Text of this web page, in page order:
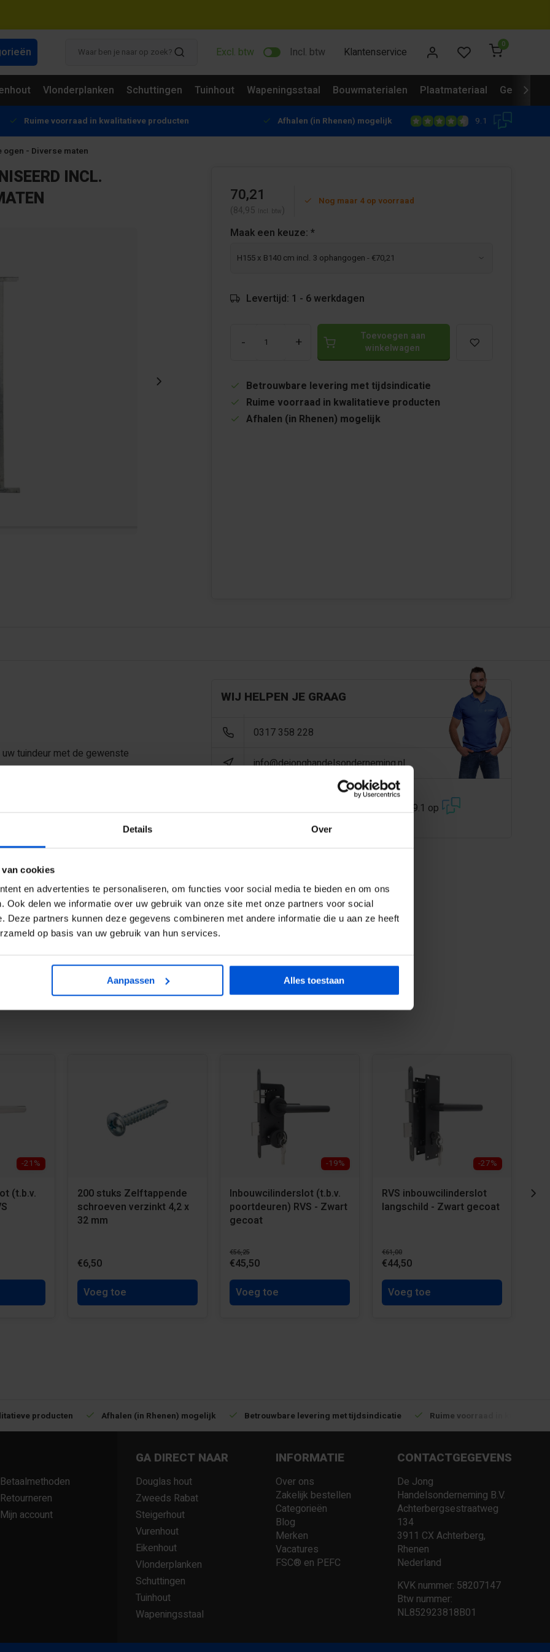
Details Over
cookies
en advertenties te personaliseren, om functies voor social media te bieden en om ons
Ook delen we informatie over uw gebruik van onze site met onze partners voor social
Deze partners kunnen deze gegevens combineren met andere informatie die u aan ze heeft
op basis van uw gebruik van hun services.
Aanpassen Alles toestaan
Excl. btw Incl. btw Klantenservice
0
Vlonderplanken Schuttingen Tuinhout Wapeningsstaal Bouwmaterialen Plaatmateriaal
Ruime voorraad in kwalitatieve producten Afhalen (in Rhenen) mogelijk 9.1
- Diverse maten
INCL.
70,21
(84,95 Incl. btw )
Nog maar 4 op voorraad
Maak een keuze: *
Levertijd: 1 - 6 werkdagen
- +
Toevoegen aan
winkelwagen
Betrouwbare levering met tijdsindicatie
Ruime voorraad in kwalitatieve producten
Afhalen (in Rhenen) mogelijk
tuindeur met de gewenste
bevestigd u eenvoudig
meegeleverd. De
Let op, tot en met
bij bredere 3
zowel boven als onder
van 180, of 200 cm hoog.
palen van minimaal 7 x
de palen.
WIJ HELPEN JE GRAAG
0317 358 228
info@dejonghandelsonderneming.nl
klanten geven ons een 9.1 op
-21%
(t.b.v.
200 stuks Zelftappende
schroeven verzinkt 4,2 x
32 mm
€6,50
Voeg toe
-19%
Inbouwcilinderslot (t.b.v.
poortdeuren) RVS - Zwart
gecoat
€56,25
€45,50
Voeg toe
-27%
RVS inbouwcilinderslot
langschild - Zwart gecoat
€61,00
€44,50
Voeg toe
producten Afhalen (in Rhenen) mogelijk Betrouwbare levering met tijdsindicatie Ruime voorraad in
Betaalmethoden
Retourneren
Mijn account
GA DIRECT NAAR
Douglas hout
Zweeds Rabat
Steigerhout
Vurenhout
Eikenhout
Vlonderplanken
Schuttingen
Tuinhout
Wapeningsstaal
INFORMATIE
Over ons
Zakelijk bestellen
Categorieën
Blog
Merken
Vacatures
FSC® en PEFC
CONTACTGEGEVENS
De Jong
Handelsonderneming B.V.
Achterbergsestraatweg
134
3911 CX Achterberg,
Rhenen
Nederland
KVK nummer: 58207147
Btw nummer:
NL852923818B01